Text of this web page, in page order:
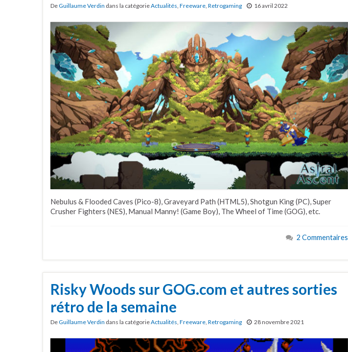
DeGuillaume Verdin dans la catégorieActualités, Freeware, Retrogaming 16 avril 2022
Nebulus & Flooded Caves (Pico-8), Graveyard Path (HTML5), Shotgun King (PC), Super
Crusher Fighters (NES), Manual Manny! (Game Boy), The Wheel of Time (GOG), etc.
2 Commentaires
Risky Woods sur GOG.com et autres sorties
rétro de la semaine
DeGuillaume Verdin dans la catégorieActualités Freeware Retrogaming 28 novembre 2021